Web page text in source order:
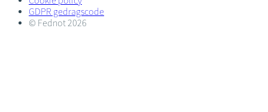
GDPR gedragscode
© Fednot 2026